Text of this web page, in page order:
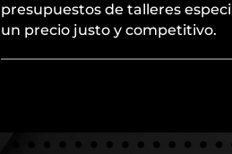
presupuestos de talleres
un precio justo y competitivo.